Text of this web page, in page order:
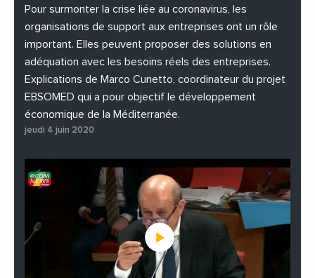
#PhotosEtVideos
Pour surmonter la crise liée au coronavirus, les
organisations de support aux entreprises ont un rôle
important. Elles peuvent proposer des solutions en
adéquation avec les besoins réels des entreprises.
Explications de Marco Cunetto, coordinateur du projet
EBSOMED qui a pour objectif le développement
économique de la Méditerranée.
jeudi 4 juin 2020